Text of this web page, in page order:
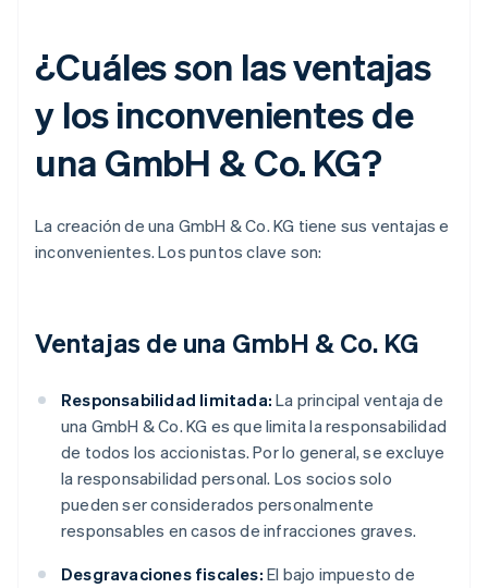
¿Cuáles son las ventajas
y los inconvenientes de
una GmbH & Co. KG?
La creación de una GmbH & Co. KG tiene sus ventajas e
inconvenientes. Los puntos clave son:
Ventajas de una GmbH & Co. KG
Responsabilidad limitada: La principal ventaja de
una GmbH & Co. KG es que limita la responsabilidad
de todos los accionistas. Por lo general, se excluye
la responsabilidad personal. Los socios solo
pueden ser considerados personalmente
responsables en casos de infracciones graves.
Desgravaciones fiscales: El bajo impuesto de